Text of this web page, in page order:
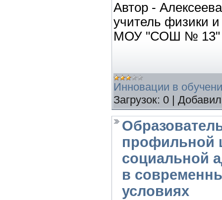
Автор -
учитель физики
МОУ "СОШ № 13"
Инновации в
Загрузок: 0
профильной
социальной
в
условиях